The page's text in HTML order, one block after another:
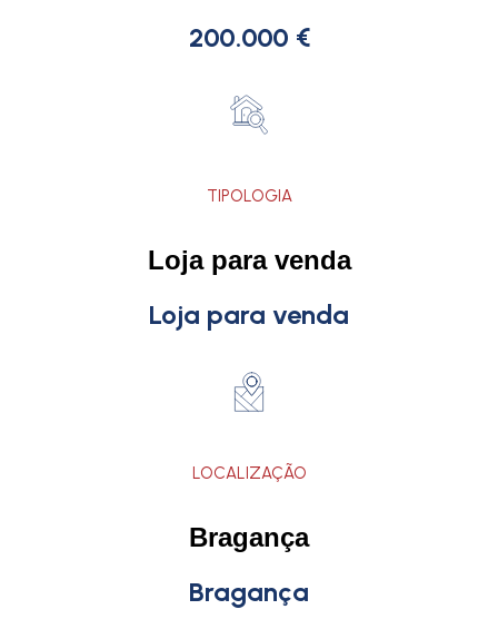
200.000 €
TIPOLOGIA
Loja para venda
Loja para venda
LOCALIZAÇÃO
Bragança
Bragança